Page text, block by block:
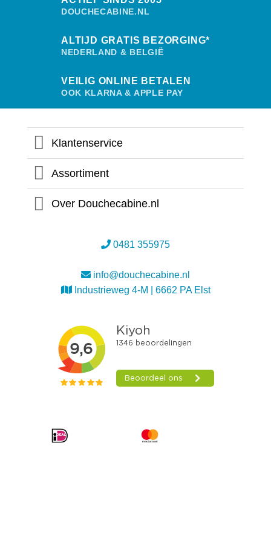
gekozen
worden
de
productpagina
DOUCHECABINE.NL
ALTIJD GRATIS BEZORGING*
NEDERLAND & BELGIË
VEILIG ONLINE BETALEN
OOK KLARNA & APPLE PAY
Klantenservice
Assortiment
Over Douchecabine.nl
0481 355975
info@douchecabine.nl
Industrieweg 4-M | 6662 PA Elst